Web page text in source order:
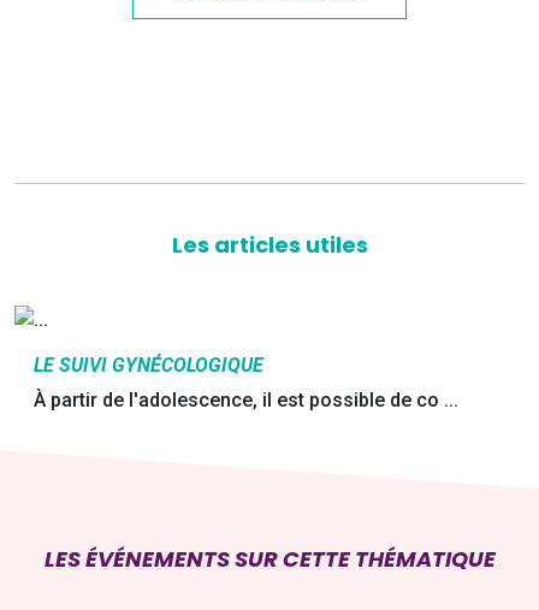
Les articles utiles
LE SUIVI GYNÉCOLOGIQUE
À partir de l'adolescence, il est possible de co ...
LES ÉVÉNEMENTS SUR CETTE THÉMATIQUE